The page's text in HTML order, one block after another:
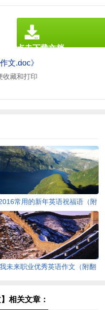
文.doc》
收藏和打印
点击下载文档
文档为doc格式
常用的新年英语祝福语（附
中文）
我未来职业优秀英语作文（附翻
相关文章：